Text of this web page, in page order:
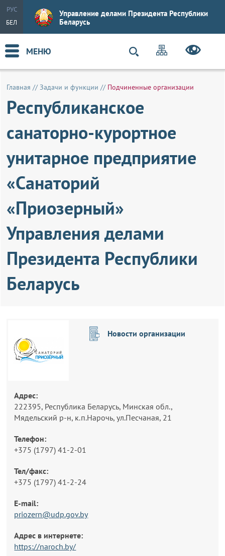
РУС
БЕЛ
Управление делами Президента Республики
Беларусь
МЕНЮ
Главная //Задачи и функции // Подчиненные организации
Республиканское
санаторно-курортное
унитарное предприятие
«Санаторий
«Приозерный»
Управления делами
Президента Республики
Беларусь
Новости организации
Адрес:
222395, Республика Беларусь, Минская обл.,
Мядельский р-н, к.п.Нарочь, ул.Песчаная, 21
Телефон:
+375 (1797) 41-2-01
Тел/факс:
+375 (1797) 41-2-24
E-mail:
priozern@udp.gov.by
Адрес в интернете:
https://naroch.by/